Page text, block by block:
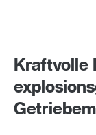
Kraftvolle